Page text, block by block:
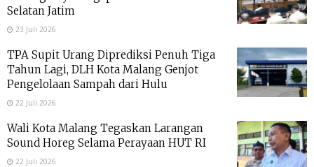
Selatan Jatim
23 Juli 2026
TPA Supit Urang Diprediksi Penuh Tiga
Tahun Lagi, DLH Kota Malang Genjot
Pengelolaan Sampah dari Hulu
22 Juli 2026
Wali Kota Malang Tegaskan Larangan
Sound Horeg Selama Perayaan HUT RI
22 Juli 2026